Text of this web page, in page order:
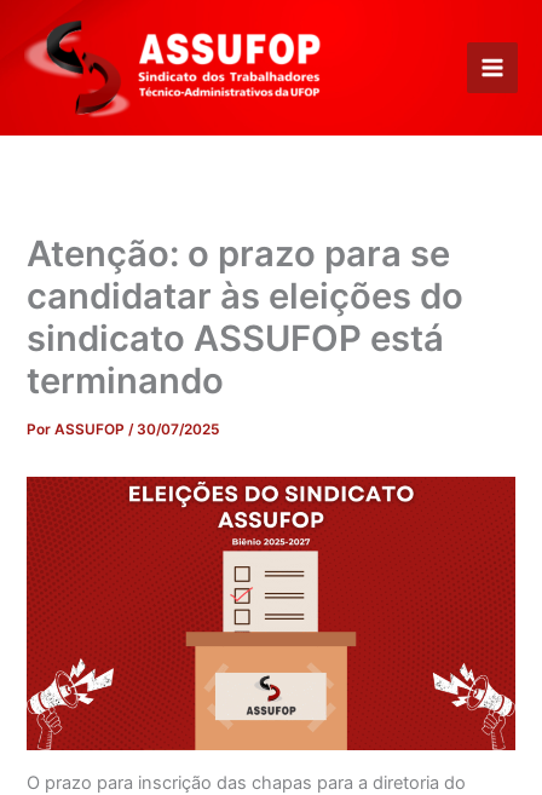
para
conteúdo
Atenção: o prazo para se
candidatar às eleições do
sindicato ASSUFOP está
terminando
PorASSUFOP/ 30/07/2025
O prazo para inscrição das chapas para a diretoria do